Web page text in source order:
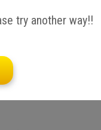
try another way!!